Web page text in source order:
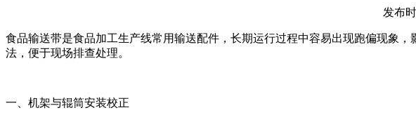
发布
食品输送带是食品加工生产线常用输送配件，长期运行过程中容易出现跑偏现象
法，便于现场排查处理。
一、机架与辊筒安装校正